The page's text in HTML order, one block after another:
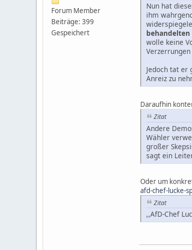
Forum Member
Beiträge: 399
Gespeichert
Nun hat
ihm
wolle keine
Jedoch tat er
Anreiz zu
Daraufhin
Zitat
Andere
Wähler
großer
sagt ein
Oder um
afd-chef-lucke-
Zitat
,,AfD-Chef